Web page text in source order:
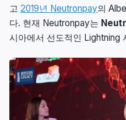
고 2019년 Neutronpay의
다. 현재 Neutronpay는
시아에서 선도적인 Lightning